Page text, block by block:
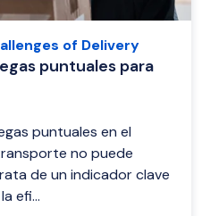
of Delivery
puntuales para
puntuales en el
no puede
de un indicador clave
efi...